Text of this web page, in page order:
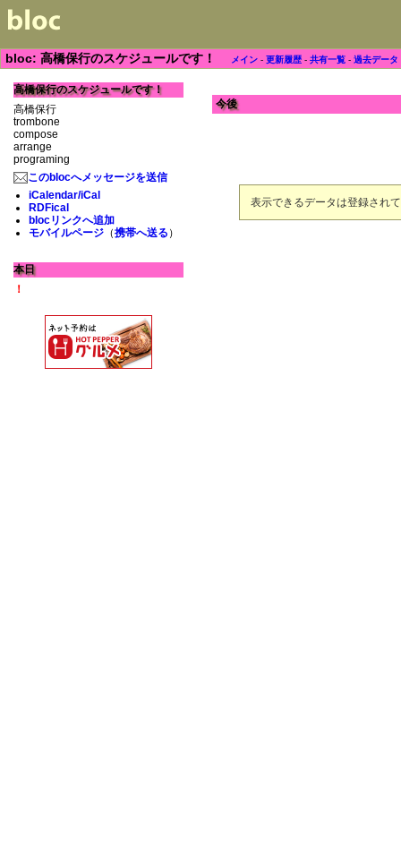
bloc: 高橋保行のスケジュールです！ メイン -更新履歴 -共有一覧 -過去データ
高橋保行のスケジュールです！
高橋保行
trombone
compose
arrange
programing
このblocへメッセージを送信
iCalendar/iCal
RDFical
blocリンクへ追加
モバイルページ（携帯へ送る ）
本日
！
今後
表示できるデータは登録され